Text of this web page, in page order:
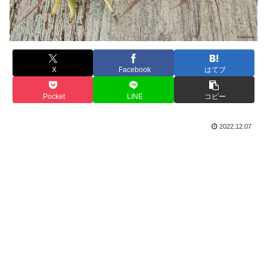
X Facebook はてブ
Pocket LINE コピー
2022.12.07